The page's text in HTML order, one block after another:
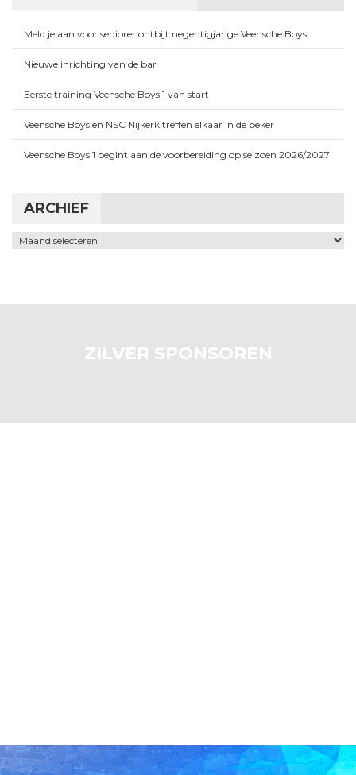
Meld je aan voor seniorenontbijt negentigjarige Veensche Boys
Nieuwe inrichting van de bar
Eerste training Veensche Boys 1 van start
Veensche Boys en NSC Nijkerk treffen elkaar in de beker
Veensche Boys 1 begint aan de voorbereiding op seizoen 2026/2027
ARCHIEF
Archief
ZILVER SPONSOREN